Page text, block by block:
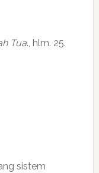
Tua., hlm. 25.
sistem